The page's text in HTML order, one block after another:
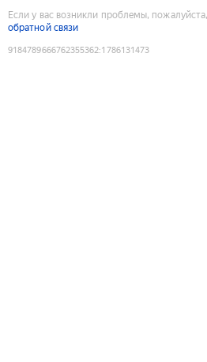
Если у вас возникли проблемы,
обратной связи
9184789666762355362:1786131473